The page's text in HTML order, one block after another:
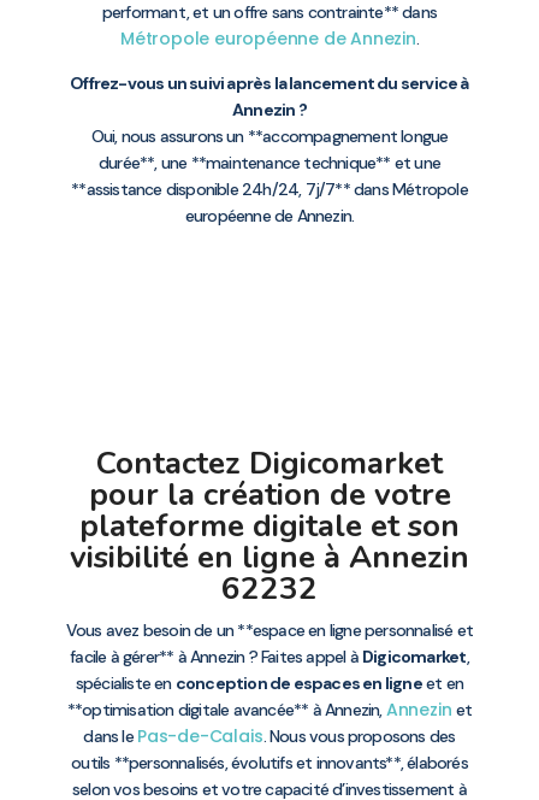
performant, et un offre sans contrainte** dans
Métropole européenne de Annezin.
Offrez-vous un suivi après la lancement du service à
Annezin ?
Oui, nous assurons un **accompagnement longue
durée**, une **maintenance technique** et une
**assistance disponible 24h/24, 7j/7** dans Métropole
européenne de Annezin.
Contactez Digicomarket
pour la création de votre
plateforme digitale et son
visibilité en ligne à Annezin
62232
Vous avez besoin de un **espace en ligne personnalisé et
facile à gérer** à Annezin ? Faites appel à Digicomarket,
spécialiste en conception de espaces en ligneet en
**optimisation digitale avancée** à Annezin,Annezin et
dans le Pas-de-Calais. Nous vous proposons des
outils **personnalisés, évolutifs et innovants**, élaborés
selon vos besoins et votre capacité d’investissement à